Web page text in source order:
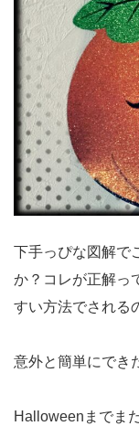
下手っぴな図解
か？コレが正解っ
すい方法でされる
意外と簡単にでき
Halloweenまでま